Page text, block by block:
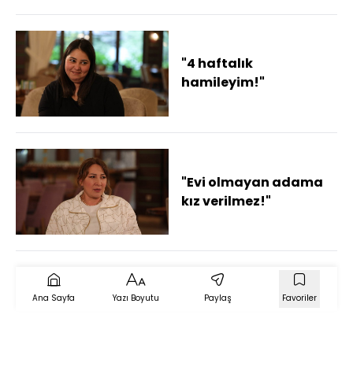
"4 haftalık
hamileyim!"
"Evi olmayan adama
kız verilmez!"
Ana Sayfa Yazı Boyutu Paylaş Favoriler